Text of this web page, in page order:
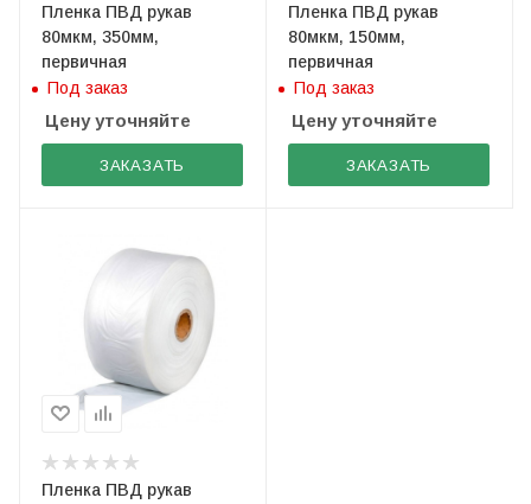
Пленка ПВД рукав
80мкм, 350мм,
первичная
Под заказ
Цену уточняйте
ЗАКАЗАТЬ
Пленка ПВД рукав
80мкм, 150мм,
первичная
Под заказ
Цену уточняйте
ЗАКАЗАТЬ
Пленка ПВД рукав